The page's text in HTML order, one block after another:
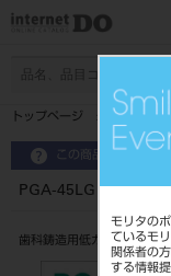
モリタの
ているモ
関係者の
する情報
トップページ PGA-
この商品に関するお
PGA-45LG
歯科鋳造用低カラット金合